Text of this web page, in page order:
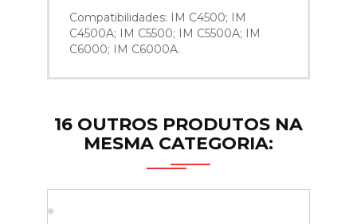
Compatibilidades: IM C4500; IM
C4500A; IM C5500; IM C5500A; IM
C6000; IM C6000A.
16 OUTROS PRODUTOS NA
MESMA CATEGORIA: